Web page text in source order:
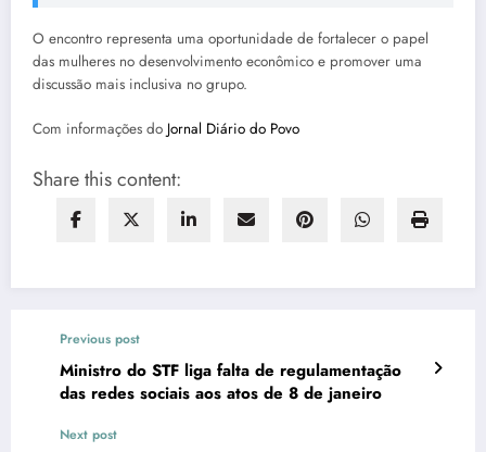
O encontro representa uma oportunidade de fortalecer o papel
das mulheres no desenvolvimento econômico e promover uma
discussão mais inclusiva no grupo.
Com informações do Jornal Diário do Povo
Share this content:
Previous post
Ministro do STF liga falta de regulamentação
das redes sociais aos atos de 8 de janeiro
Next post